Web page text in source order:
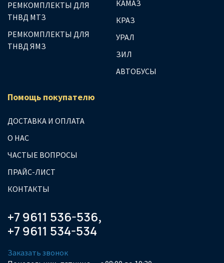
РЕМКОМПЛЕКТЫ ДЛЯ
ТНВД МТЗ
РЕМКОМПЛЕКТЫ ДЛЯ
ТНВД ЯМЗ
КАМАЗ
КРАЗ
УРАЛ
ЗИЛ
АВТОБУСЫ
Помощь покупателю
ДОСТАВКА И ОПЛАТА
О НАС
ЧАСТЫЕ ВОПРОСЫ
ПРАЙС-ЛИСТ
КОНТАКТЫ
+7 9611 536-536,
+7 9611 534-534
Заказать звонок